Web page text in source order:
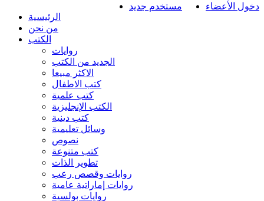
دخول الأعضاء
مستخدم جديد
الرئيسية
من نحن
الكتب
روايات
الجديد من الكتب
الاكثر مبيعا
كتب الاطفال
كتب علمية
الكتب الإنجليزية
كتب دينية
وسائل تعليمية
نصوص
كتب متنوعة
تطوير الذات
روايات وقصص رعب
روايات إماراتية عامية
روايات بولسية